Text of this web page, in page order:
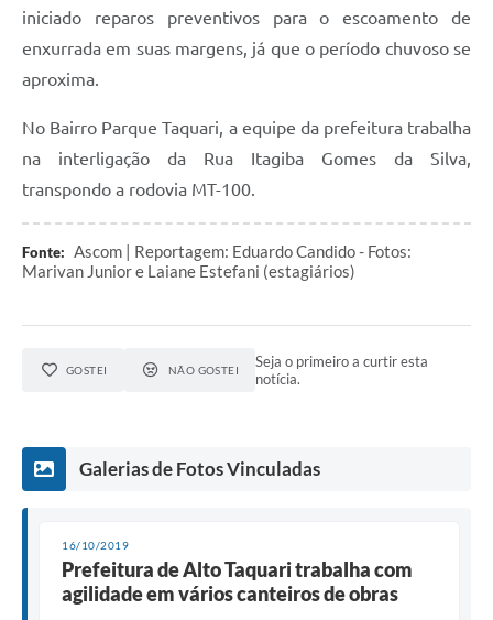
iniciado reparos preventivos para o escoamento de
enxurrada em suas margens, já que o período chuvoso se
aproxima.
No Bairro Parque Taquari, a equipe da prefeitura trabalha
na interligação da Rua Itagiba Gomes da Silva,
transpondo a rodovia MT-100.
Fonte:
Ascom | Reportagem: Eduardo Candido - Fotos:
Marivan Junior e Laiane Estefani (estagiários)
GOSTEI NÃO GOSTEI
Seja o primeiro a curtir esta
notícia.
Galerias de Fotos Vinculadas
16/10/2019
Prefeitura de Alto Taquari trabalha com
agilidade em vários canteiros de obras